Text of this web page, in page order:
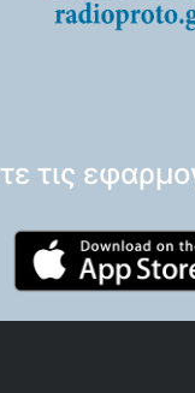
τις